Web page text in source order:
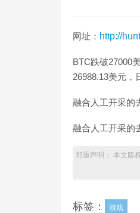
网址： http://
BTC跌破27000
26988.13美元，
融合人工开采的
融合人工开采的
郑重声明： 本文版
标签： 游戏